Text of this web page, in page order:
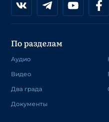
По разделам
Аудио
Видео
Два града
Документы